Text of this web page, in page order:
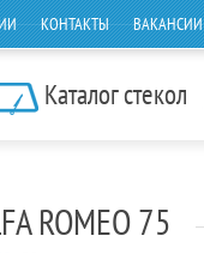
КОНТАКТЫ ВАКАНСИИ
Каталог стекол
ROMEO 75